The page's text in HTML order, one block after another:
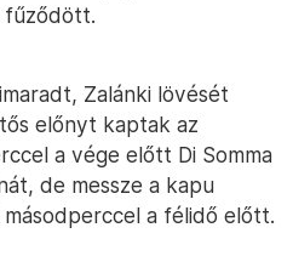
fűződött.
Zalánki lövését
előnyt kaptak az
a vége előtt Di Somma
de messze a kapu
a félidő előtt.